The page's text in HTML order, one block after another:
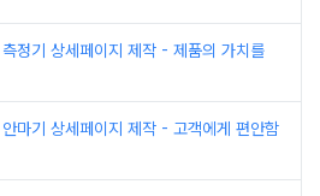
정기 상세페이지 제작 - 제품의 가치를
마기 상세페이지 제작 - 고객에게 편안함